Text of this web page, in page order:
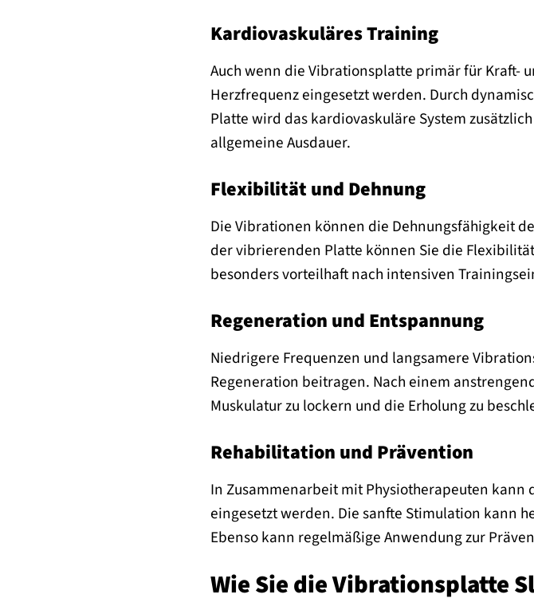
Kardiovaskuläres Training
Auch wenn die Vibrationsplatte primär für Kraft-
Herzfrequenz eingesetzt werden. Durch
Platte wird das kardiovaskuläre System
allgemeine Ausdauer.
Flexibilität und Dehnung
Die Vibrationen können die Dehnungsfähigkeit
der vibrierenden Platte können Sie die
besonders vorteilhaft nach intensiven
Regeneration und Entspannung
Niedrigere Frequenzen und langsamere
Regeneration beitragen. Nach einem
Muskulatur zu lockern und die Erholung zu
Rehabilitation und Prävention
In Zusammenarbeit mit Physiotherapeuten
eingesetzt werden. Die sanfte Stimulation kann
Ebenso kann regelmäßige Anwendung zur
Wie Sie die Vibrationsplatte